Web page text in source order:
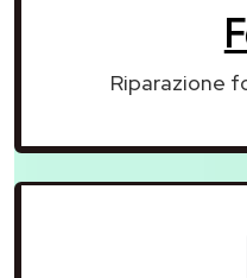
Riparazione